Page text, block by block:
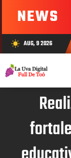
NEWS
wb_sunny AUG, 9 2026